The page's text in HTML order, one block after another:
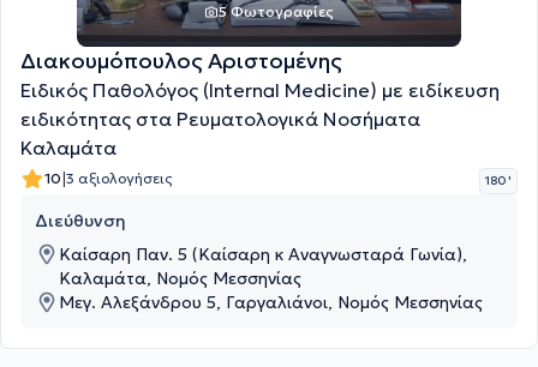
5 Φωτογραφίες
Διακουμόπουλος Αριστομένης
Ειδικός Παθολόγος (Internal Medicine) με ειδίκευση
ειδικότητας στα Ρευματολογικά Νοσήματα
Καλαμάτα
10|3 αξιολογήσεις 180 '
Διεύθυνση
Καίσαρη Παν. 5 (Καίσαρη κ Αναγνωσταρά Γωνία),
Καλαμάτα, Νομός Μεσσηνίας
Μεγ. Αλεξάνδρου 5, Γαργαλιάνοι, Νομός Μεσσηνίας